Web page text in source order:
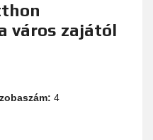
város zajától
4